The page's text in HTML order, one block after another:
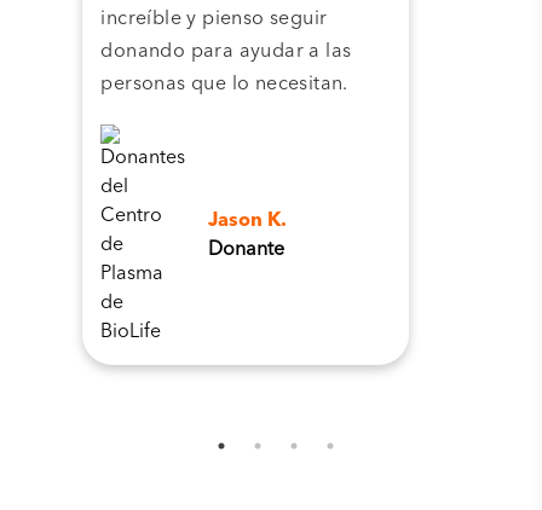
increíble y pienso seguir
donando para ayudar a las
personas que lo necesitan.
Jason K.
Donante